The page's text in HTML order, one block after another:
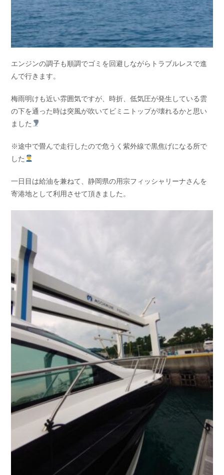
エンジンの調子も順調でゴミを回避しながらトラブルレスで進
んで行きます。
梅雨明けも近い雰囲気ですが、時折、低気圧が発生している雲
の下を通った時は突風が吹いてビミニトップが壊れるかと思い
ました
※途中で畳んで走行したので危うく紫外線で黒焦げになる所で
した
一日目は給油を兼ねて、静岡県の用宗フィッシャリーナさんを
寄港地として利用させて頂きました。